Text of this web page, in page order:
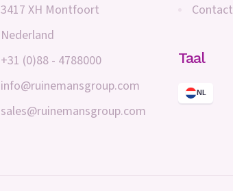
3417 XH Montfoort
Nederland
+31 (0)88 - 4788000
info@ruinemansgroup.com
sales@ruinemansgroup.com
Contact
Taal
NL